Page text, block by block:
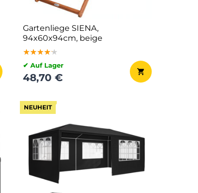
Gartenliege SIENA,
94x60x94cm, beige
★★★★★
★★★★★
★★★★★
✔ Auf Lager
48,70 €
NEUHEIT